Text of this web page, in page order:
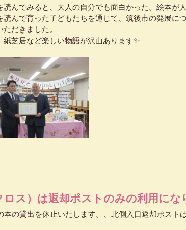
んでみると、大人の自分でも面白かった。絵本が
んで育った子どもたちを通じて、筑後市の発展に
だきました。
芝居など楽しい物語が沢山あります✨
ロス）は返却ポストのみの利用にな
の貸出を休止いたします。、北側入口返却ポスト